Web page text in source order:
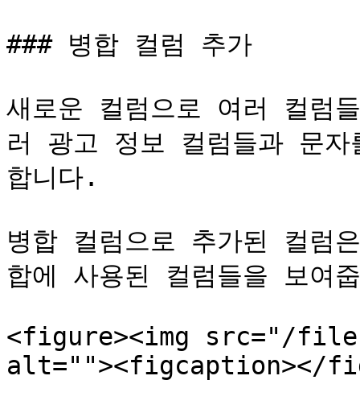
### 병합 컬럼 추가
새로운 컬럼으로 여러 컬럼
러 광고 정보 컬럼들과 문
합니다.
병합 컬럼으로 추가된 컬럼
합에 사용된 컬럼들을 보여
<figure><img src="/files/
alt=""><figcaption></